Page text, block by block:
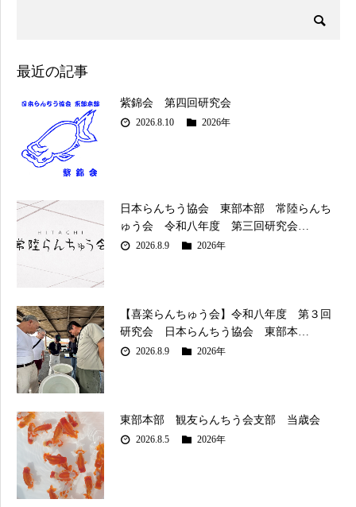
最近の記事
紫錦会 第四回研究会
2026.8.10 2026年
日本らんちう協会 東部本部 常陸らんち
ゅう会 令和八年度 第三回研究会…
2026.8.9 2026年
【喜楽らんちゅう会】令和八年度 第３回
研究会 日本らんちう協会 東部本…
2026.8.9 2026年
東部本部 観友らんちう会支部 当歳会
2026.8.5 2026年